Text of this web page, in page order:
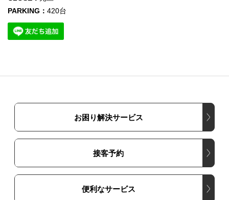
PARKING： 420台
お困り解決サービス
接客予約
便利なサービス